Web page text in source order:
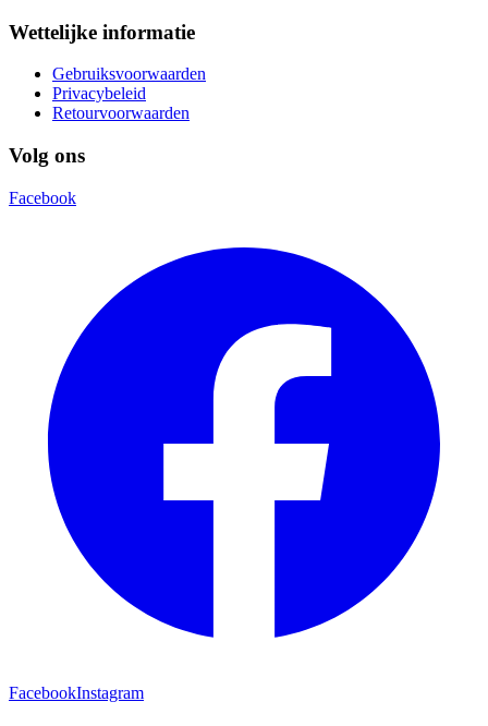
Wettelijke informatie
Gebruiksvoorwaarden
Privacybeleid
Retourvoorwaarden
Volg ons
Facebook
FacebookInstagram